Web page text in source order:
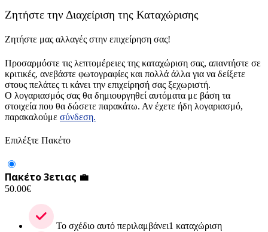
Ζητήστε την Διαχείριση της Καταχώρισης
Ζητήστε μας αλλαγές στην επιχείρηση σας!
Προσαρμόστε τις λεπτομέρειες της καταχώριση σας, απαντήστε σε
κριτικές, ανεβάστε φωτογραφίες και πολλά άλλα για να δείξετε
στους πελάτες τι κάνει την επιχείρησή σας ξεχωριστή.
Ο λογαριασμός σας θα δημιουργηθεί αυτόματα με βάση τα
στοιχεία που θα δώσετε παρακάτω. Αν έχετε ήδη λογαριασμό,
παρακαλούμε σύνδεση.
Επιλέξτε Πακέτο
Πακέτο 3ετιας 💼
50.00€
Το σχέδιο αυτό περιλαμβάνει1 καταχώριση